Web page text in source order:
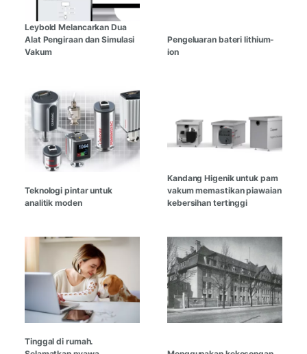
Leybold Melancarkan Dua
Alat Pengiraan dan Simulasi
Vakum
Pengeluaran bateri lithium-
ion
Teknologi pintar untuk
analitik moden
Kandang Higenik untuk pam
vakum memastikan piawaian
kebersihan tertinggi
Tinggal di rumah.